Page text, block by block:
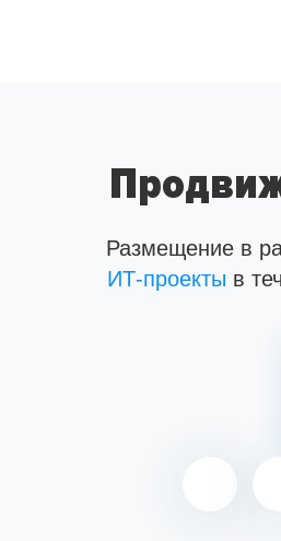
Размещение в
ИТ-проекты в
ИТ-
ИТ-проекты